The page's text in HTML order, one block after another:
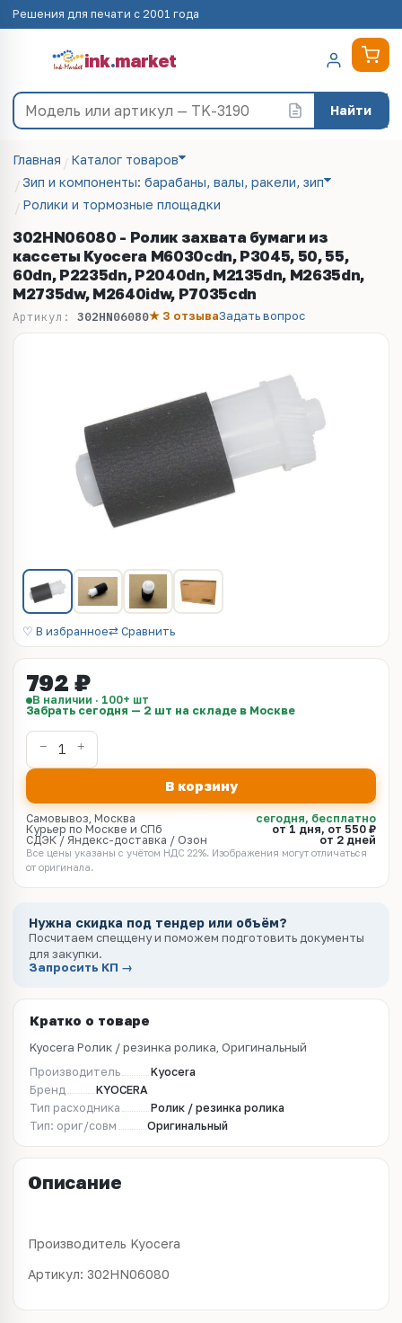
Решения для печати с 2001 года
ink.market
Найти
Главная
Каталог товаров
Зип и компоненты: барабаны, валы, ракели, зип
Ролики и тормозные площадки
302HN06080 - Ролик захвата бумаги из
кассеты Kyocera M6030cdn, P3045, 50, 55,
60dn, P2235dn, P2040dn, M2135dn, M2635dn,
M2735dw, M2640idw, P7035cdn
Артикул: 302HN06080★ 3 отзываЗадать вопрос
♡ В избранное⇄ Сравнить
792 ₽
В наличии · 100+ шт
Забрать сегодня — 2 шт на складе в Москве
В корзину
Самовывоз, Москва
сегодня, бесплатно
Курьер по Москве и СПб
от 1 дня, от 550 ₽
СДЭК / Яндекс-доставка / Озон
от 2 дней
Все цены указаны с учётом НДС 22%. Изображения могут отличаться
от оригинала.
Нужна скидка под тендер или объём?
Посчитаем спеццену и поможем подготовить документы
для закупки.
Запросить КП →
Кратко о товаре
Kyocera Ролик / резинка ролика, Оригинальный
Производитель
Kyocera
Бренд
KYOCERA
Тип расходника
Ролик / резинка ролика
Тип: ориг/совм
Оригинальный
Описание
Производитель Kyocera
Артикул: 302HN06080